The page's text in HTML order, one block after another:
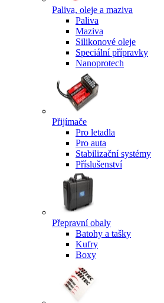
Paliva, oleje a maziva
Paliva
Maziva
Silikonové oleje
Speciální přípravky
Nanoprotech
Přijímače
Pro letadla
Pro auta
Stabilizační systémy
Příslušenství
Přepravní obaly
Batohy a tašky
Kufry
Boxy